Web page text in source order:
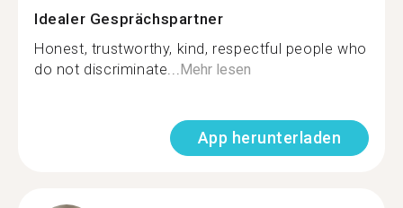
Idealer Gesprächspartner
Honest, trustworthy, kind, respectful people who
do not discriminate... Mehr lesen
App herunterladen